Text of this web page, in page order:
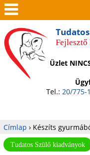
Üzlet
Tel.: 20/775-
Jelenlegi
Címlap › Készíts
Tudatos Szülő kiadványok
Men
ü